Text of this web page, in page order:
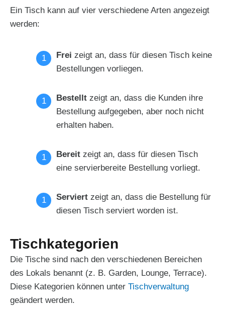
Ein Tisch kann auf vier verschiedene Arten angezeigt
werden:
Frei zeigt an, dass für diesen Tisch keine
Bestellungen vorliegen.
Bestellt zeigt an, dass die Kunden ihre
Bestellung aufgegeben, aber noch nicht
erhalten haben.
Bereit zeigt an, dass für diesen Tisch
eine servierbereite Bestellung vorliegt.
Serviert zeigt an, dass die Bestellung für
diesen Tisch serviert worden ist.
Tischkategorien
Die Tische sind nach den verschiedenen Bereichen
des Lokals benannt (z. B. Garden, Lounge, Terrace).
Diese Kategorien können unter Tischverwaltung
geändert werden.